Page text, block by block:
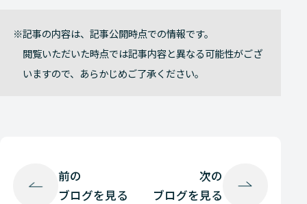
記事の内容は、記事公開時点での情報です。
閲覧いただいた時点では記事内容と異なる可能性がござ
いますので、あらかじめご了承ください。
前の
ブログを見る
次の
ブログを見る